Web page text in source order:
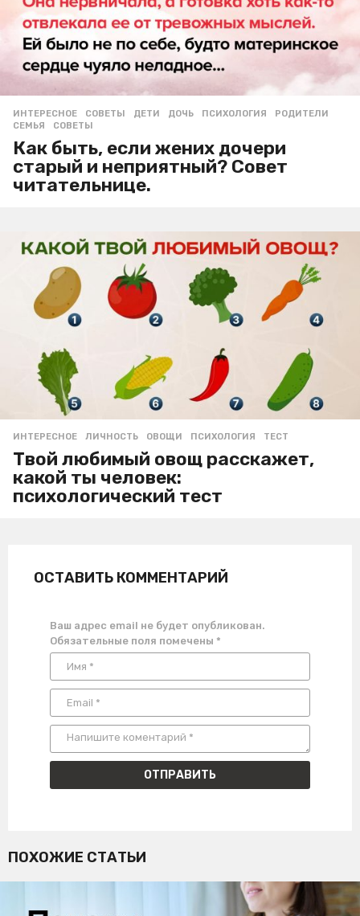
ИНТЕРЕСНОЕ ,СОВЕТЫ ДЕТИ ,ДОЧЬ ,ПСИХОЛОГИЯ ,РОДИТЕЛИ
СЕМЬЯ
,СОВЕТЫ
Как быть, если жених дочери
старый и неприятный? Совет
читательнице.
ИНТЕРЕСНОЕ ЛИЧНОСТЬ ,ОВОЩИ ,ПСИХОЛОГИЯ ,ТЕСТ
Твой любимый овощ расскажет,
какой ты человек:
психологический тест
ОСТАВИТЬ КОММЕНТАРИЙ
Ваш адрес email не будет опубликован.
Обязательные поля помечены *
ПОХОЖИЕ СТАТЬИ